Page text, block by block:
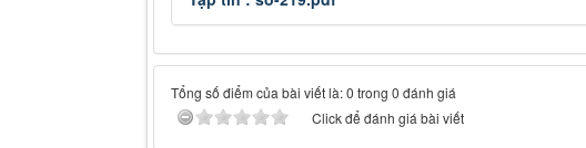
Tổng số điểm của bài viết là: 0 trong 0 đánh giá
Click để đánh giá bài viết